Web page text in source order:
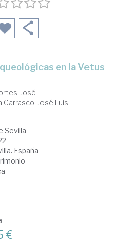
José
Carrasco, José Luis
Sevilla
España
€